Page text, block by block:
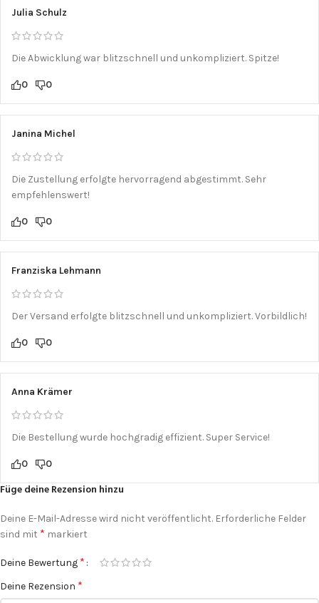
Julia Schulz
Die Abwicklung war blitzschnell und unkompliziert. Spitze!
0 0
Janina Michel
Die Zustellung erfolgte hervorragend abgestimmt. Sehr
empfehlenswert!
0 0
Franziska Lehmann
Der Versand erfolgte blitzschnell und unkompliziert. Vorbildlich!
0 0
Anna Krämer
Die Bestellung wurde hochgradig effizient. Super Service!
0 0
Füge deine Rezension hinzu
Deine E-Mail-Adresse wird nicht veröffentlicht. Erforderliche Felder
sind mit * markiert
Deine Bewertung *
Deine Rezension *